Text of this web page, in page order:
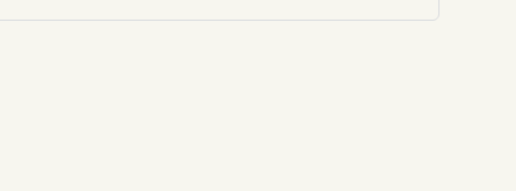
す。
いいたします。